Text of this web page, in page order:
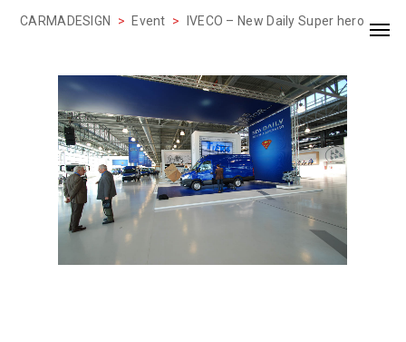
CARMADESIGN > Event > IVECO – New Daily Super hero